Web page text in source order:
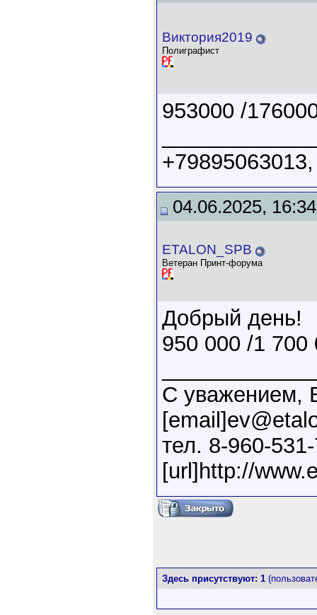
Виктория2019
Полиграфист
953000 /
04.06.2025, 16:34
ETALON_SPB
Ветеран Принт-форума
Добрый день!
950 000 /1 700
С уважением,
тел. 8-960-
[url]http://
Здесь присутствуют: 1